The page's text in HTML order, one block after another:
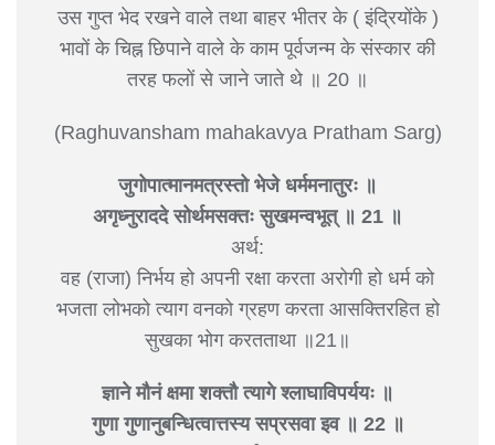
उस गुप्त भेद रखने वाले तथा बाहर भीतर के ( इंद्रियोंके )
भावों के चिह्न छिपाने वाले के काम पूर्वजन्म के संस्कार की
तरह फलों से जाने जाते थे ॥ 20 ॥
(Raghuvansham mahakavya Pratham Sarg)
जुगोपात्मानमत्रस्तो भेजे धर्ममनातुरः ॥
अगृध्नुराददे सोर्थमसक्तः सुखमन्वभूत् ॥ 21 ॥
अर्थ:
वह (राजा) निर्भय हो अपनी रक्षा करता अरोगी हो धर्म को
भजता लोभको त्याग वनको ग्रहण करता आसक्तिरहित हो
सुखका भोग करतताथा ॥21॥
ज्ञाने मौनं क्षमा शक्तौ त्यागे श्लाघाविपर्ययः ॥
गुणा गुणानुबन्धित्वात्तस्य सप्रसवा इव ॥ 22 ॥